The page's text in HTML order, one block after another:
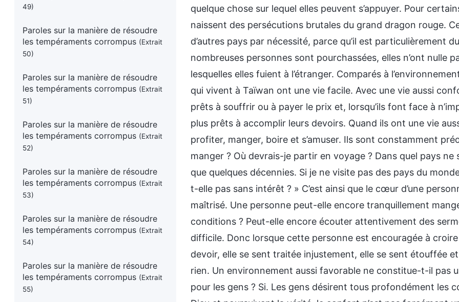
49)
Paroles sur la manière de résoudre
les tempéraments corrompus (Extrait
50)
Paroles sur la manière de résoudre
les tempéraments corrompus (Extrait
51)
Paroles sur la manière de résoudre
les tempéraments corrompus (Extrait
52)
Paroles sur la manière de résoudre
les tempéraments corrompus (Extrait
53)
Paroles sur la manière de résoudre
les tempéraments corrompus (Extrait
54)
Paroles sur la manière de résoudre
les tempéraments corrompus (Extrait
55)
quelque chose sur lequel elles peuvent s’appuyer. Pour
naissent des persécutions brutales du grand dragon rouge.
d’autres pays par nécessité, parce qu’il est particulièrement
nombreuses personnes sont pourchassées, elles n’ont nulle
lesquelles elles fuient à l’étranger. Comparés à
qui vivent à Taïwan ont une vie facile. Avec une vie aussi
prêts à souffrir ou à payer le prix et, lorsqu’ils font face à
plus prêts à accomplir leurs devoirs. Quand ils ont une vie
profiter, manger, boire et s’amuser. Ils sont constamment
manger ? Où devrais-je partir en voyage ? Dans quel pays
que quelques décennies. Si je ne visite pas des pays du
t-elle pas sans intérêt ? » C’est ainsi que le cœur d’une
maîtrisé. Une personne peut-elle encore tranquillement